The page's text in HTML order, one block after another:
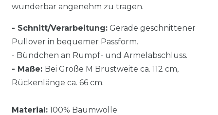
wunderbar angenehm zu tragen.
- Schnitt/Verarbeitung: Gerade geschnittener
Pullover in bequemer Passform.
- Bündchen an Rumpf- und Ärmelabschluss.
- Maße: Bei Größe M Brustweite ca. 112 cm,
Rückenlänge ca. 66 cm.
Material: 100% Baumwolle